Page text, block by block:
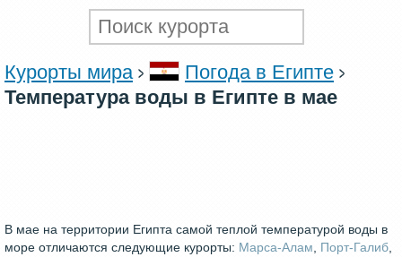
Курорты мира
Погода в Египте
Температура воды в Египте в мае
В мае на территории Египта самой теплой температурой воды в
море отличаются следующие курорты: Марса-Алам, Порт-Галиб,